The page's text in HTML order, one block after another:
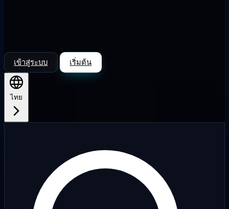
เข้าสู่ระบบ เริ่มต้น
ไทย